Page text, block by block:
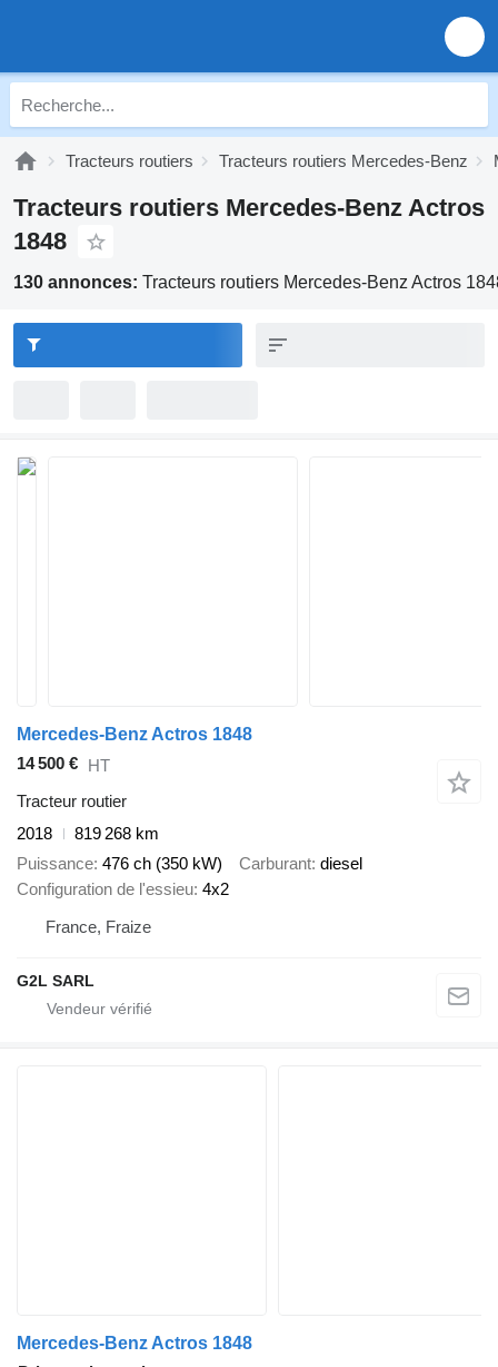
Tracteurs routiers Tracteurs routiers Mercedes-Benz
Tracteurs routiers Mercedes-Benz Actros
1848
130 annonces: Tracteurs routiers Mercedes-Benz Actros
Mercedes-Benz Actros 1848
14 500 € HT
Tracteur routier
2018
819 268 km
Puissance 476 ch (350 kW) Carburant diesel
Configuration de l'essieu 4x2
France, Fraize
G2L SARL
Mercedes-Benz Actros 1848